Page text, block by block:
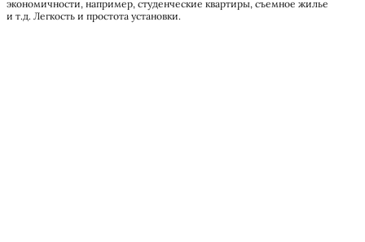
экономичности, например, студенческие квартиры, съемное жилье
и т.д. Легкость и простота установки.